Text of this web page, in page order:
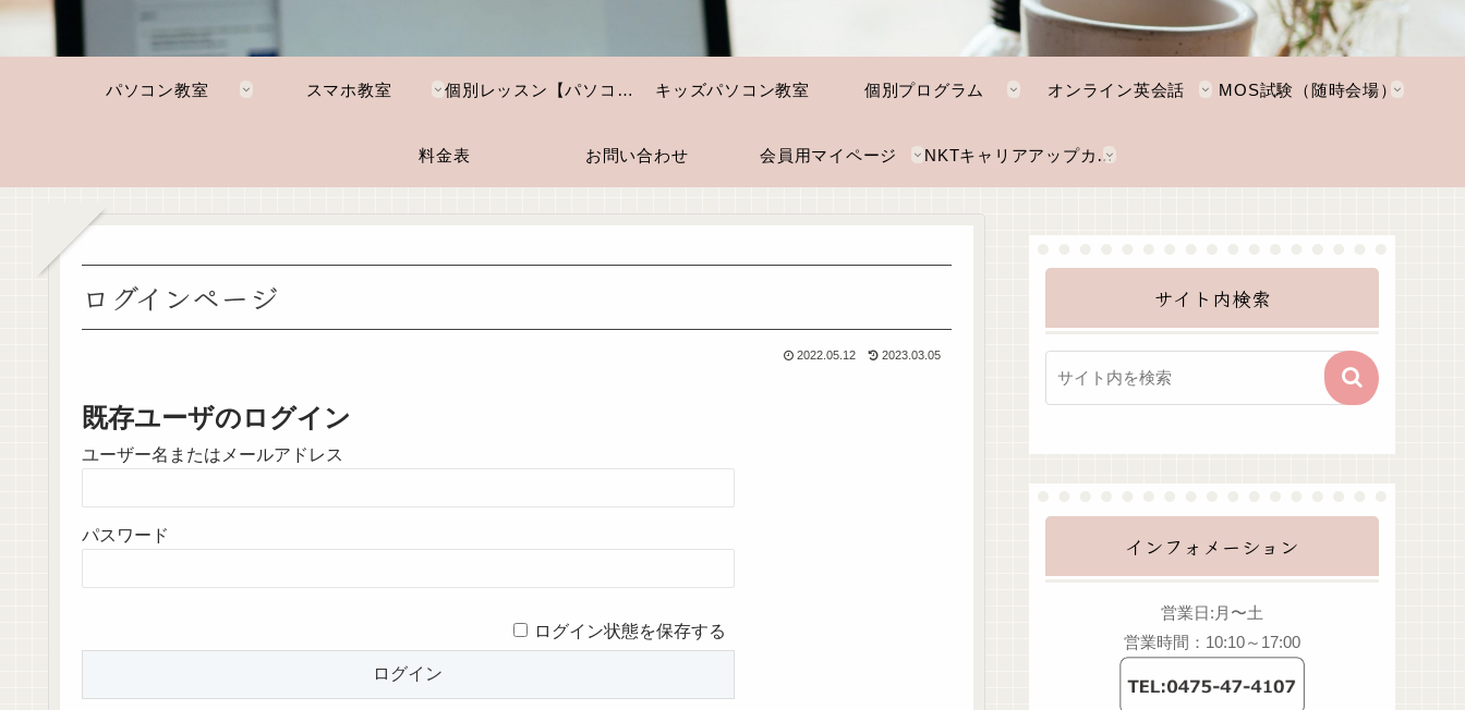
パソコン教室 スマホ教室 個別レッスン【パソコン・スマホ】 キッズパソコン教室 個別プログラム オンライン英会話 MOS試験（随時会場）
料金表 お問い合わせ 会員用マイページ NKTキャリアアップカレッジ
ログインページ
2022.05.12 2023.03.05
既存ユーザのログイン
ユーザー名またはメールアドレス
パスワード
ログイン状態を保存する
サイト内検索
インフォメーション
営業日:月〜土
営業時間：10:10～17:00